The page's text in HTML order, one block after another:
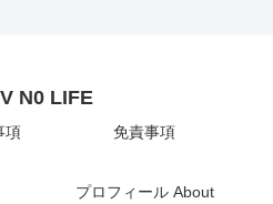
N0 LIFE
項
免責事項
プロフィール About